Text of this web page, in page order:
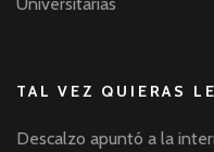
TAL VEZ QUIERAS
Descalzo apuntó a la